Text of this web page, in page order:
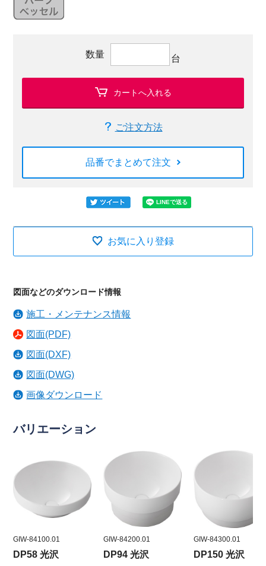
数量 台
カートへ入れる
ご注文方法
品番でまとめて注文
お気に入り登録
図面などのダウンロード情報
施工・メンテナンス情報
図面(PDF)
図面(DXF)
図面(DWG)
画像ダウンロード
バリエーション
GIW-84100.01
DP58 光沢
GIW-84200.01
DP94 光沢
GIW-84300.01
DP150 光沢